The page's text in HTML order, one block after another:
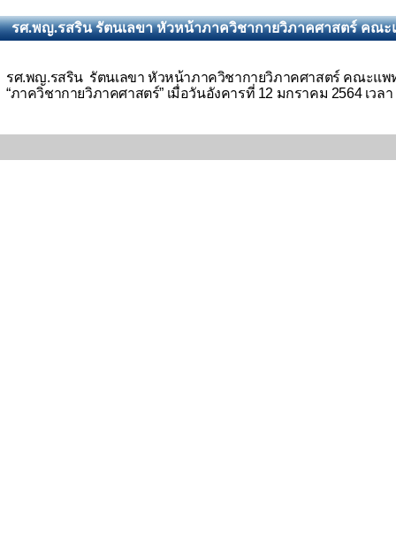
รศ.พญ.รสริน รัตนเลขา หัวหน้าภาควิชากายวิภาคศาสตร์ คณะ
รศ.พญ.รสริน รัตนเลขา หัวหน้าภาควิชากายวิภาคศาสตร์ คณะแพ
“ภาควิชากายวิภาคศาสตร์” เมื่อวันอังคารที่ 12 มกราคม 2564 เวลา